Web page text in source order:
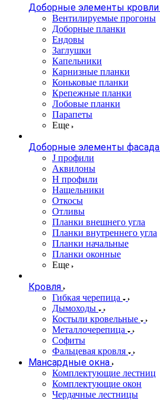
Доборные элементы кровли
Вентилируемые прогоны
Доборные планки
Ендовы
Заглушки
Капельники
Карнизные планки
Коньковые планки
Крепежные планки
Лобовые планки
Парапеты
Еще
Доборные элементы фасада
J профили
Аквилоны
Н профили
Нащельники
Откосы
Отливы
Планки внешнего угла
Планки внутреннего угла
Планки начальные
Планки оконные
Еще
Кровля
Гибкая черепица
Дымоходы
Костыли кровельные
Металлочерепица
Софиты
Фальцевая кровля
Мансардные окна
Комплектующие лестниц
Комплектующие окон
Чердачные лестницы